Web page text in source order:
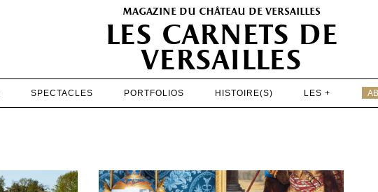
magazine du château de versailles
les carnets de
versailles
SPECTACLES PORTFOLIOS HISTOIRE(S) LES +
SPECTACLES